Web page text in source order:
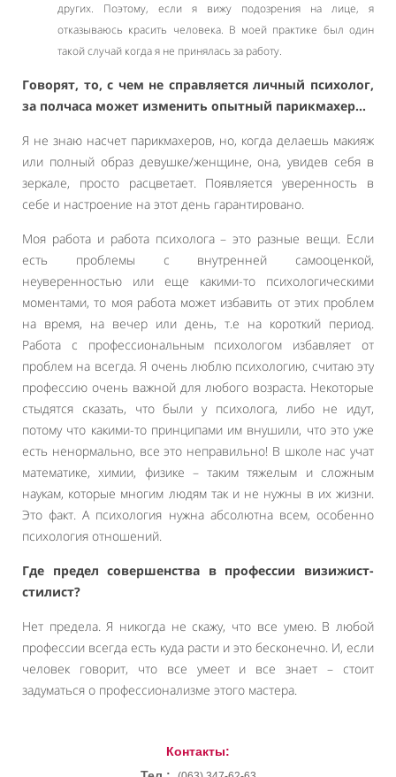
других. Поэтому, если я вижу подозрения на лице, я
отказываюсь красить человека. В моей практике был один
такой случай когда я не принялась за работу.
Говорят, то, с чем не справляется личный психолог,
за полчаса может изменить опытный парикмахер…
Я не знаю насчет парикмахеров, но, когда делаешь макияж
или полный образ девушке/женщине, она, увидев себя в
зеркале, просто расцветает. Появляется уверенность в
себе и настроение на этот день гарантировано.
Моя работа и работа психолога – это разные вещи. Если
есть проблемы с внутренней самооценкой,
неуверенностью или еще какими-то психологическими
моментами, то моя работа может избавить от этих проблем
на время, на вечер или день, т.е на короткий период.
Работа с профессиональным психологом избавляет от
проблем на всегда. Я очень люблю психологию, считаю эту
профессию очень важной для любого возраста. Некоторые
стыдятся сказать, что были у психолога, либо не идут,
потому что какими-то принципами им внушили, что это уже
есть ненормально, все это неправильно! В школе нас учат
математике, химии, физике – таким тяжелым и сложным
наукам, которые многим людям так и не нужны в их жизни.
Это факт. А психология нужна абсолютна всем, особенно
психология отношений.
Где предел совершенства в профессии визижист-
стилист?
Нет предела. Я никогда не скажу, что все умею. В любой
профессии всегда есть куда расти и это бесконечно. И, если
человек говорит, что все умеет и все знает – стоит
задуматься о профессионализме этого мастера.
Контакты: